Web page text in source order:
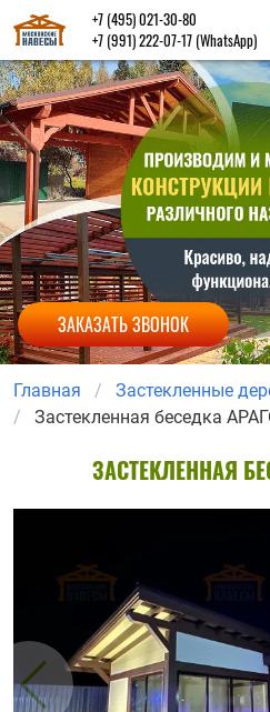
ЗАКАЗАТЬ ЗВОНОК
+7 (495) 021-30-80
+7 (991) 222-07-17 (WhatsApp)
Главная
Застекленные
Застекленная беседка
ЗАСТЕКЛЕННАЯ